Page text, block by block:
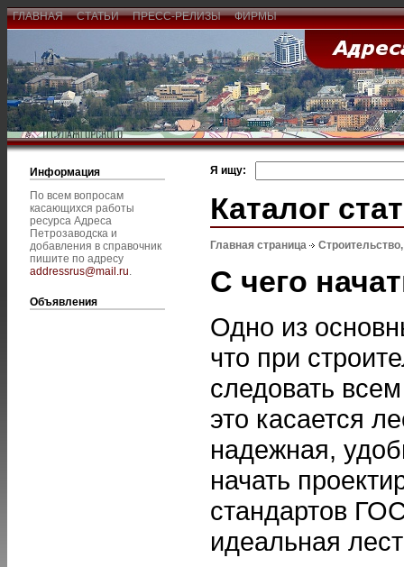
ГЛАВНАЯ СТАТЬИ ПРЕСС-РЕЛИЗЫ ФИРМЫ
Информация
По всем вопросам
касающихся работы
ресурса Адреса
Петрозаводска и
добавления в справочник
пишите по адресу
addressrus@mail.ru.
Объявления
Я ищу:
Каталог
Главная страница
С чего
Одно из
что при
следовать
это касается
надежная,
начать
стандартов
идеальная